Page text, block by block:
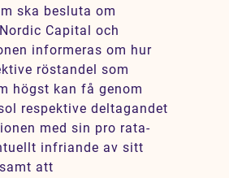
ska besluta om
Capital och
informeras om hur
röstandel som
högst kan få genom
respektive deltagandet
med sin pro rata-
infriande av sitt
att